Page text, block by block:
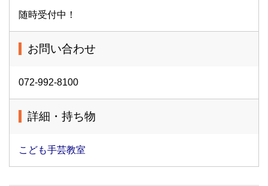
随時受付中！
お問い合わせ
072-992-8100
詳細・持ち物
こども手芸教室